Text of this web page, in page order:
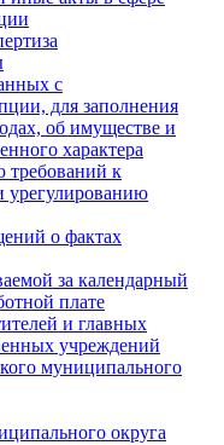
с
для заполнения
об имуществе и
характера
требований к
урегулированию
о фактах
за календарный
плате
и главных
учреждений
муниципального
округа